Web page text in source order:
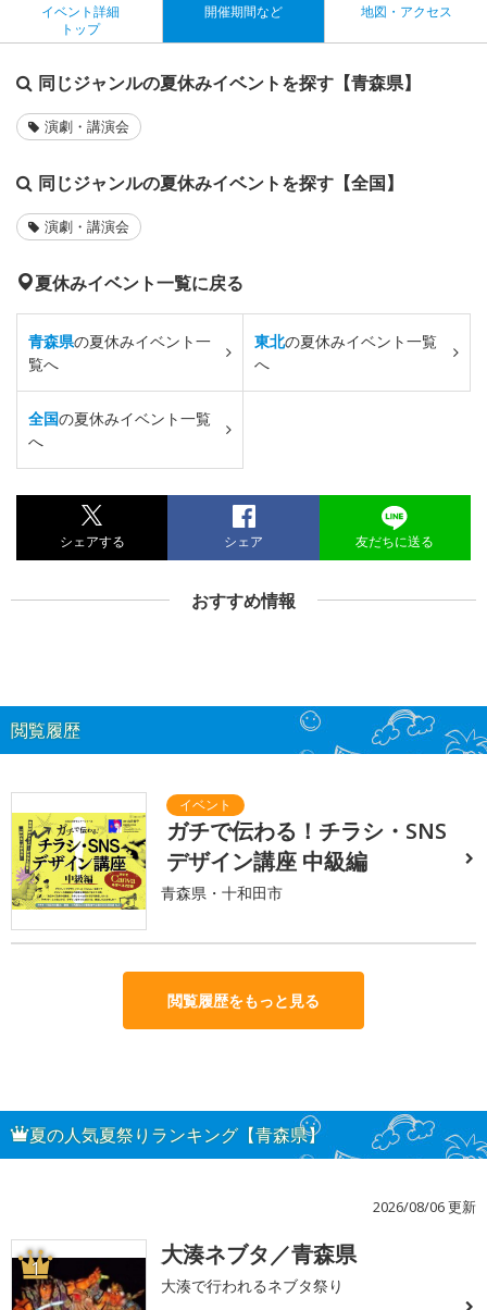
イベント詳細
トップ
開催期間など 地図・アクセス
同じジャンルの夏休みイベントを探す【青森県】
演劇・講演会
同じジャンルの夏休みイベントを探す【全国】
演劇・講演会
夏休みイベント一覧に戻る
青森県の夏休みイベント一
覧へ
東北の夏休みイベント一覧
へ
全国の夏休みイベント一覧
へ
シェアする シェア 友だちに送る
おすすめ情報
閲覧履歴
ガチで伝わる！チラシ・SNS
デザイン講座 中級編
青森県・十和田市
閲覧履歴をもっと見る
夏の人気夏祭りランキング【青森県】
2026/08/06 更新
1 大湊ネブタ／青森県
大湊で行われるネブタ祭り